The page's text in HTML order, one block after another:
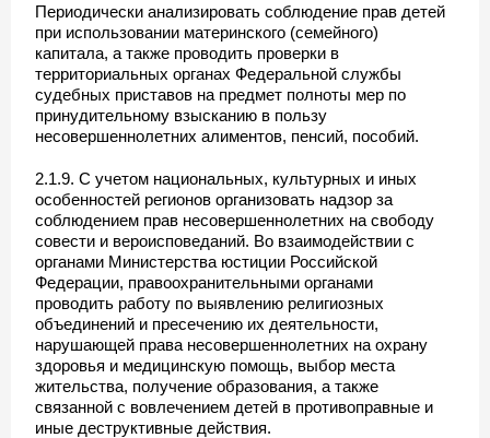
Периодически анализировать соблюдение прав детей
при использовании материнского (семейного)
капитала, а также проводить проверки в
территориальных органах Федеральной службы
судебных приставов на предмет полноты мер по
принудительному взысканию в пользу
несовершеннолетних алиментов, пенсий, пособий.
2.1.9. С учетом национальных, культурных и иных
особенностей регионов организовать надзор за
соблюдением прав несовершеннолетних на свободу
совести и вероисповеданий. Во взаимодействии с
органами Министерства юстиции Российской
Федерации, правоохранительными органами
проводить работу по выявлению религиозных
объединений и пресечению их деятельности,
нарушающей права несовершеннолетних на охрану
здоровья и медицинскую помощь, выбор места
жительства, получение образования, а также
связанной с вовлечением детей в противоправные и
иные деструктивные действия.